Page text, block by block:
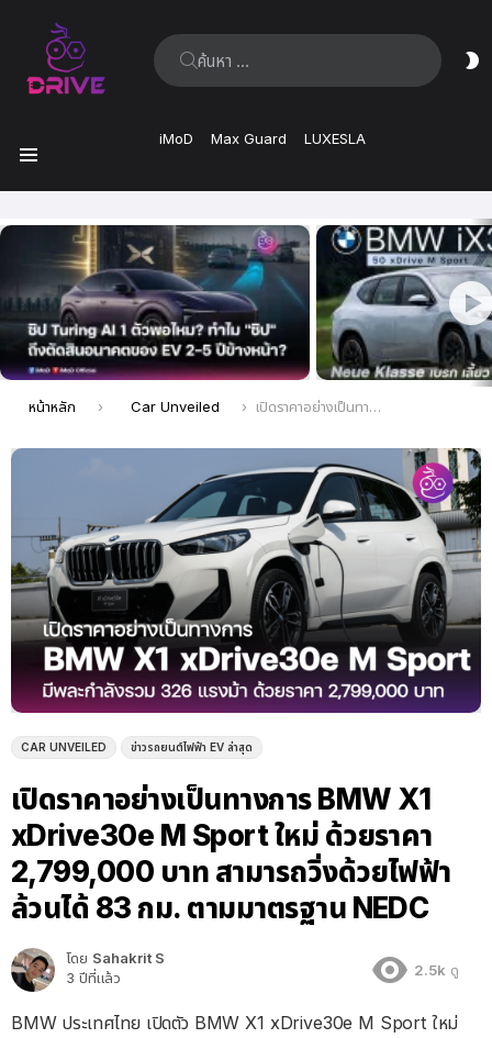
ค้นหา:
iMoD Max Guard LUXESLA
ล่าสุด
คุณอยู่ที่นี่:
หน้าหลัก Car Unveiled เปิดราคาอย่างเป็นทางการ BMW X1 xDrive30e M Sport ใหม่ ด้วยราคา 2,799,000 บาท สามารถวิ่งด้วยไฟฟ้าล้วนได้ 83 กม. ตามมาตรฐาน NEDC
CAR UNVEILED ข่าวรถยนต์ไฟฟ้า EV ล่าสุด
เปิดราคาอย่างเป็นทางการ BMW X1
xDrive30e M Sport ใหม่ ด้วยราคา
2,799,000 บาท สามารถวิ่งด้วยไฟฟ้า
ล้วนได้ 83 กม. ตามมาตรฐาน NEDC
โดย Sahakrit S
3 ปีที่แล้ว
2.5k ดู
BMW ประเทศไทย เปิดตัว BMW X1 xDrive30e M Sport ใหม่